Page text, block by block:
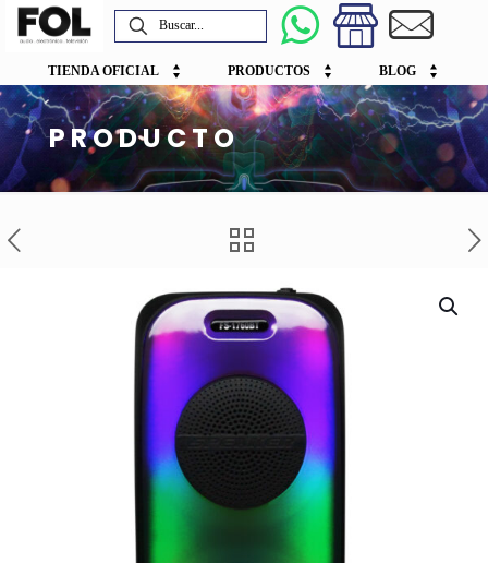
TIENDA OFICIAL PRODUCTOS BLOG
PRODUCTO